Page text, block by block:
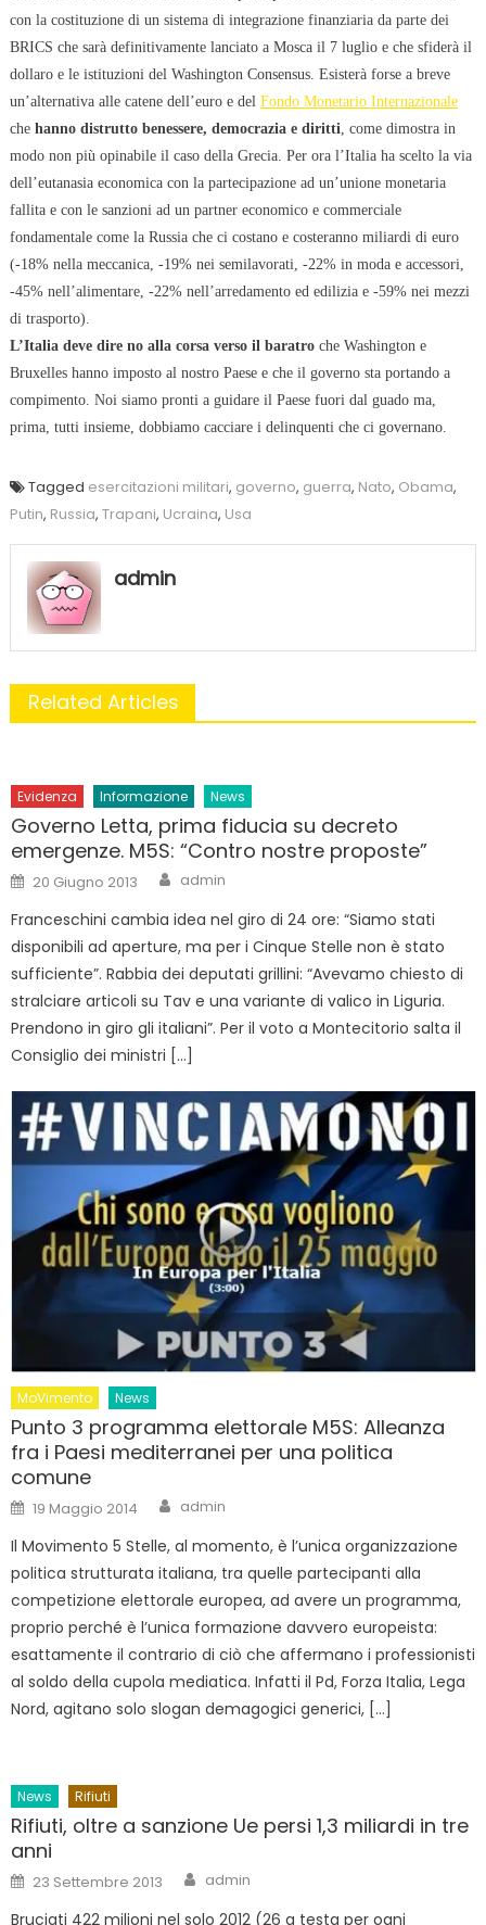
con la costituzione di un sistema di integrazione finanziaria da parte dei
BRICS che sarà definitivamente lanciato a Mosca il 7 luglio e che sfiderà il
dollaro e le istituzioni del Washington Consensus. Esisterà forse a breve
un’alternativa alle catene dell’euro e del Fondo Monetario Internazionale
che hanno distrutto benessere, democrazia e diritti , come dimostra in
modo non più opinabile il caso della Grecia. Per ora l’Italia ha scelto la via
dell’eutanasia economica con la partecipazione ad un’unione monetaria
fallita e con le sanzioni ad un partner economico e commerciale
fondamentale come la Russia che ci costano e costeranno miliardi di euro
(-18% nella meccanica, -19% nei semilavorati, -22% in moda e accessori,
-45% nell’alimentare, -22% nell’arredamento ed edilizia e -59% nei mezzi
di trasporto).
L’Italia deve dire no alla corsa verso il baratroche Washington e
Bruxelles hanno imposto al nostro Paese e che il governo sta portando a
compimento. Noi siamo pronti a guidare il Paese fuori dal guado ma,
prima, tutti insieme, dobbiamo cacciare i delinquenti che ci governano.
Tagged esercitazioni militari, governo, guerra, Nato, Obama,
Putin, Russia, Trapani, Ucraina, Usa
admin
Related Articles
Evidenza Informazione News
Governo Letta, prima fiducia su decreto
emergenze. M5S: “Contro nostre proposte”
Posted
on
20 Giugno 2013 Author
admin
Franceschini cambia idea nel giro di 24 ore: “Siamo stati
disponibili ad aperture, ma per i Cinque Stelle non è stato
sufficiente”. Rabbia dei deputati grillini: “Avevamo chiesto di
stralciare articoli su Tav e una variante di valico in Liguria.
Prendono in giro gli italiani”. Per il voto a Montecitorio salta il
Consiglio dei ministri […]
MoVimento News
Punto 3 programma elettorale M5S: Alleanza
fra i Paesi mediterranei per una politica
comune
Posted
on
19 Maggio 2014 Author
admin
Il Movimento 5 Stelle, al momento, è l’unica organizzazione
politica strutturata italiana, tra quelle partecipanti alla
competizione elettorale europea, ad avere un programma,
proprio perché è l’unica formazione davvero europeista:
esattamente il contrario di ciò che affermano i professionisti
al soldo della cupola mediatica. Infatti il Pd, Forza Italia, Lega
Nord, agitano solo slogan demagogici generici, […]
News Rifiuti
Rifiuti, oltre a sanzione Ue persi 1,3 miliardi in tre
anni
Posted
on
23 Settembre 2013 Author
admin
Bruciati 422 milioni nel solo 2012 (26 a testa per ogni